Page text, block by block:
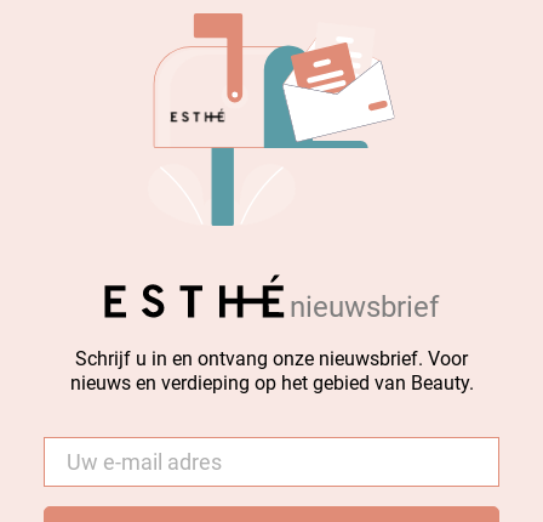
nieuwsbrief
Schrijf u in en ontvang onze nieuwsbrief. Voor
nieuws en verdieping op het gebied van Beauty.
mail *